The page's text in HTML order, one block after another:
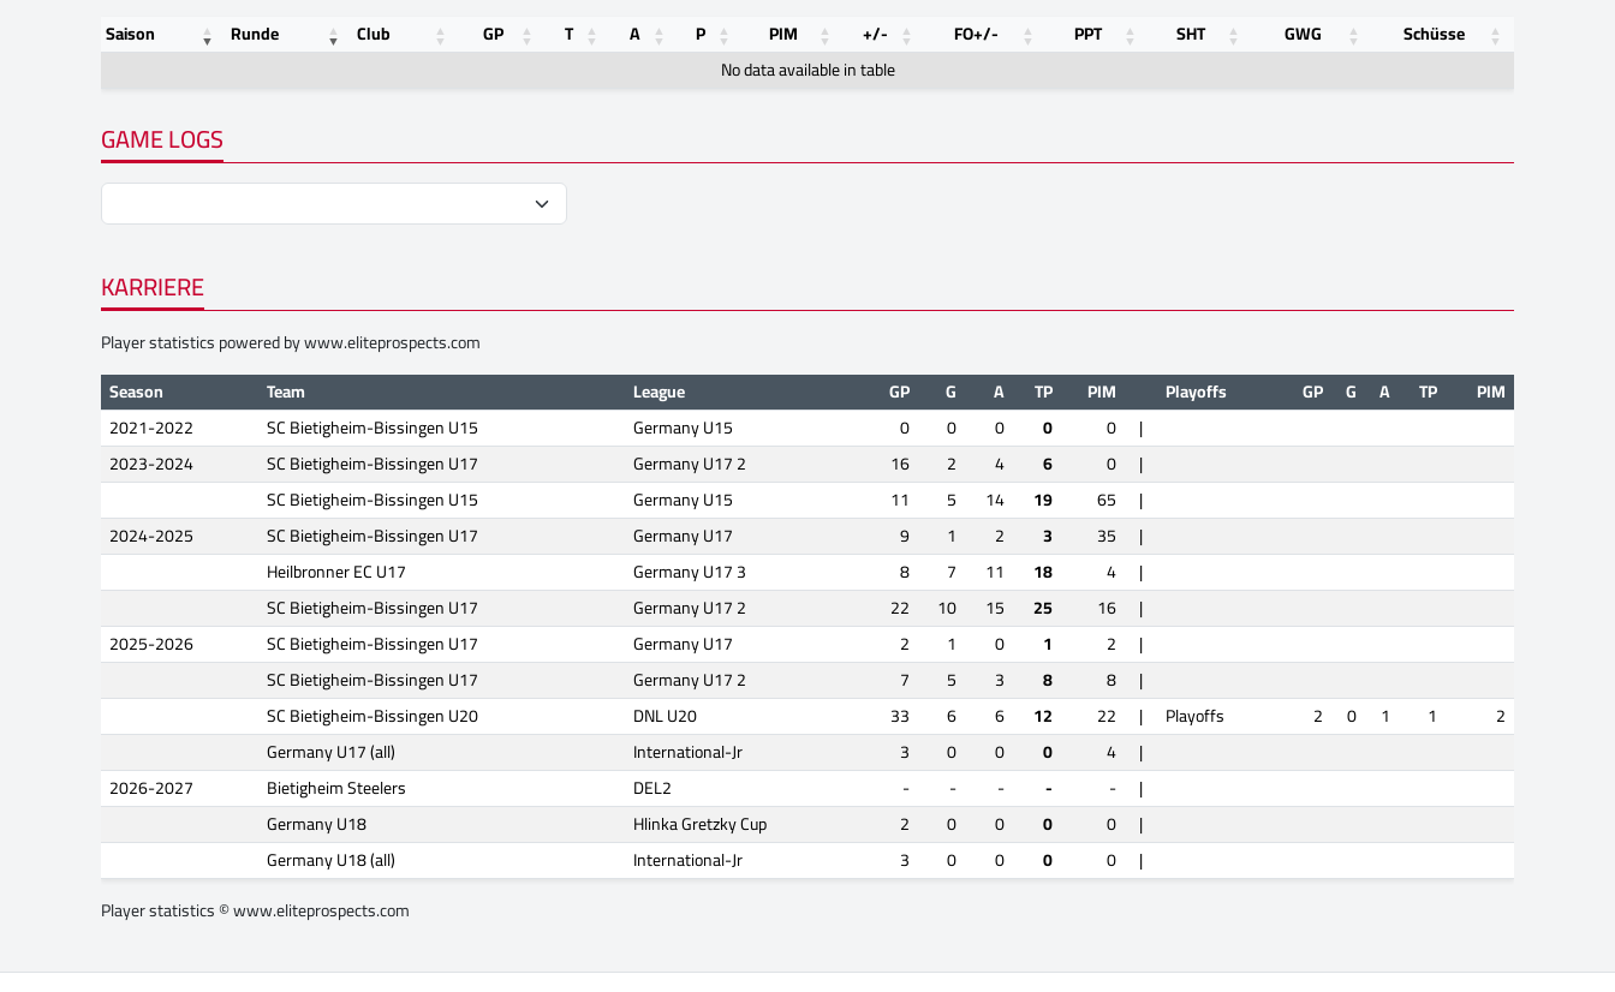
Saison Runde Club GP T A P PIM +/- FO+/- PPT SHT GWG
Schüsse
No data available in table
GAME LOGS
KARRIERE
Player statistics powered bywww.eliteprospects.com
Season
Team League GP G A TP PIM Playoffs GP G A TP
PIM
2021-2022
SC Bietigheim-Bissingen U15 Germany U15 0 0 0 0 0
|
2023-2024
SC Bietigheim-Bissingen U17 Germany U17 2 16 2 4 6 0
|
SC Bietigheim-Bissingen U15
Germany U15 11 5 14 19 65
|
2024-2025
SC Bietigheim-Bissingen U17 Germany U17 9 1 2 3 35
|
Heilbronner EC U17
Germany U17 3 8 7 11 18 4
|
SC Bietigheim-Bissingen U17
Germany U17 2 22 10 15 25 16
|
2025-2026
SC Bietigheim-Bissingen U17 Germany U17 2 1 0 1 2
|
SC Bietigheim-Bissingen U17
Germany U17 2 7 5 3 8 8
|
SC Bietigheim-Bissingen U20
DNL U20 33 6 6 12 22 | Playoffs 2 0 1 1
2
Germany U17 (all)
International-Jr 3 0 0 0 4
|
2026-2027
Bietigheim Steelers DEL2 - - - - -
|
Germany U18
Hlinka Gretzky Cup 2 0 0 0 0
|
Germany U18 (all)
International-Jr 3 0 0 0 0
|
Player statistics ©www.eliteprospects.com